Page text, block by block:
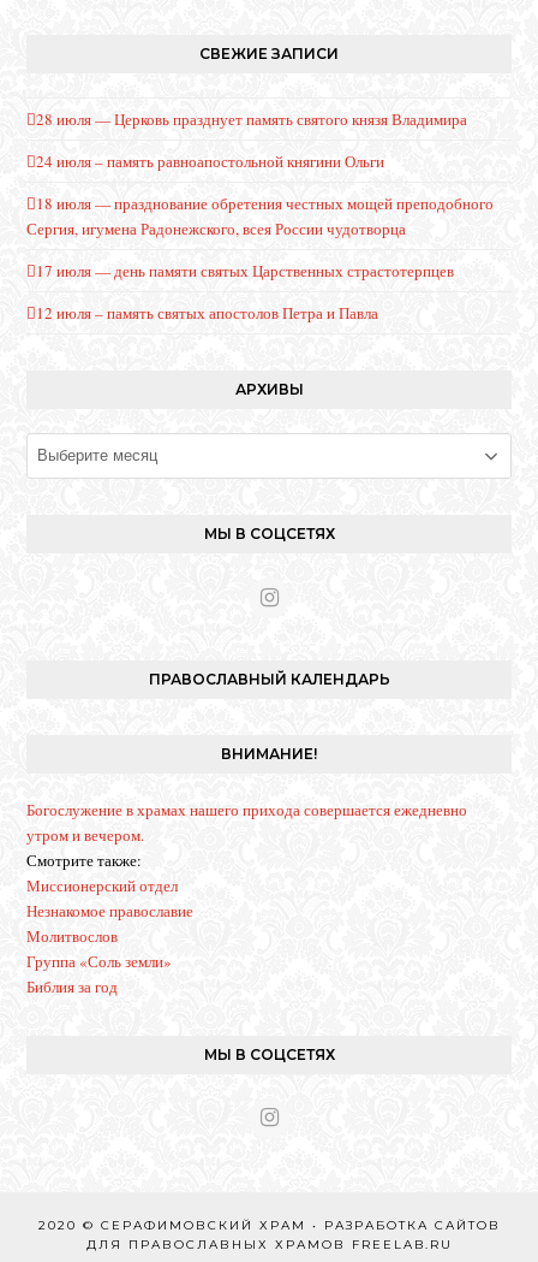
СВЕЖИЕ ЗАПИСИ
28 июля — Церковь празднует память святого князя Владимира
24 июля – память равноапостольной княгини Ольги
18 июля — празднование обретения честных мощей преподобного
Сергия, игумена Радонежского, всея России чудотворца
17 июля — день памяти святых Царственных страстотерпцев
12 июля – память святых апостолов Петра и Павла
АРХИВЫ
Архивы
МЫ В СОЦСЕТЯХ
I
t
a
ПРАВОСЛАВНЫЙ КАЛЕНДАРЬ
ВНИМАНИЕ!
Богослужение в храмах нашего прихода совершается ежедневно
утром и вечером.
Смотрите также:
Миссионерский отдел
Незнакомое православие
Молитвослов
Группа «Соль земли»
Библия за год
МЫ В СОЦСЕТЯХ
I
a
g
2020 © СЕРАФИМОВСКИЙ ХРАМ • РАЗРАБОТКА САЙТОВ
ДЛЯ ПРАВОСЛАВНЫХ ХРАМОВ
FREELAB.RU